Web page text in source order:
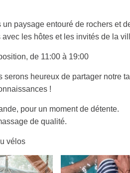
paysage entouré de rochers et
les hôtes et les invités de la
de 11:00 à 19:00
heureux de partager notre
!
pour un moment de détente.
de qualité.
vélos